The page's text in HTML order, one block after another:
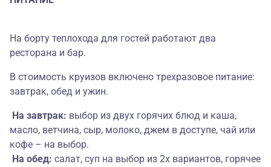
На борту теплохода для гостей работают два
ресторана и бар.
В стоимость круизов включено трехразовое питание:
завтрак, обед и ужин.
На завтрак: выбор из двух горячих блюд и каша,
масло, ветчина, сыр, молоко, джем в доступе, чай или
кофе – на выбор.
На обед: салат, суп на выбор из 2х вариантов, горячее